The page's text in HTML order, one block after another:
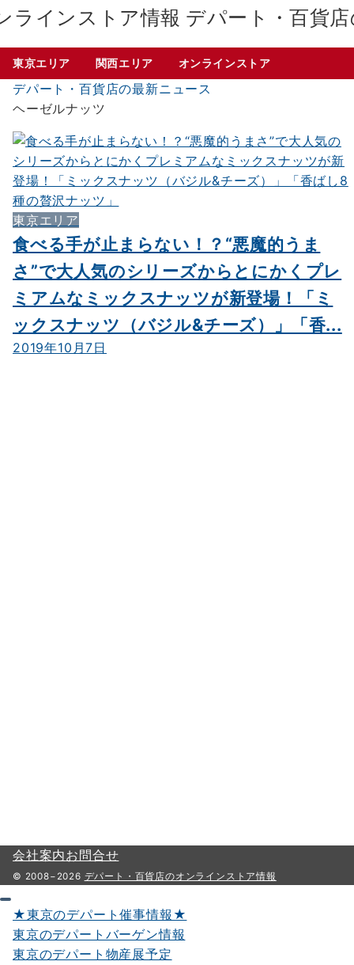
デパート・百貨
東京エリア 関西エリア オンラインストア
デパート・百貨店の最新ニュース
ヘーゼルナッツ
東京エリア
食べる手が止まらない！？“悪魔的うま
さ”で大人気のシリーズからとにかくプレ
ミアムなミックスナッツが新登場！「ミ
ックスナッツ（バジル&チーズ）」「香...
2019年10月7日
会社案内お問合せ
© 2008−2026 デパート・百貨店のオンラインストア情報
★東京のデパート催事情報★
東京のデパートバーゲン情報
東京のデパート物産展予定